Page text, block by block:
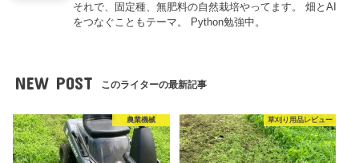
それで、固定種、無肥料の自然栽培やってます。 畑とAI
をつなぐこともテーマ。 Python勉強中。
NEW POST このライターの最新記事
農業機械 草刈り用品レビュー